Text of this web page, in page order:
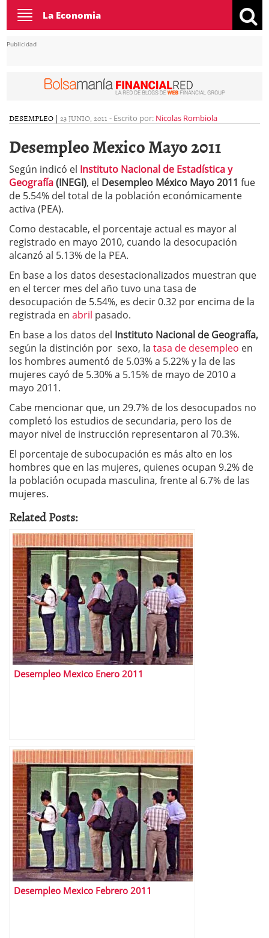
Toggle
navigation
La Economia
Publicidad
DESEMPLEO | 23 JUNIO, 2011 - Escrito por: Nicolas Rombiola
Desempleo Mexico Mayo 2011
Según indicó el Instituto Nacional de Estadística y
Geografía(INEGI), el Desempleo México Mayo 2011 fue
de 5.54% del total de la población económicamente
activa (PEA).
Como destacable, el porcentaje actual es mayor al
registrado en mayo 2010, cuando la desocupación
alcanzó al 5.13% de la PEA.
En base a los datos desestacionalizados muestran que
en el tercer mes del año tuvo una tasa de
desocupación de 5.54%, es decir 0.32 por encima de la
registrada en abril pasado.
En base a los datos del Instituto Nacional de Geografía,
según la distinción por sexo, la tasa de desempleo en
los hombres aumentó de 5.03% a 5.22% y la de las
mujeres cayó de 5.30% a 5.15% de mayo de 2010 a
mayo 2011.
Cabe mencionar que, un 29.7% de los desocupados no
completó los estudios de secundaria, pero los de
mayor nivel de instrucción representaron al 70.3%.
El porcentaje de subocupación es más alto en los
hombres que en las mujeres, quienes ocupan 9.2% de
la población ocupada masculina, frente al 6.7% de las
mujeres.
Related Posts:
Desempleo Mexico Enero 2011
Desempleo Mexico Febrero 2011